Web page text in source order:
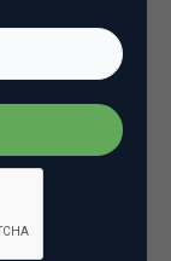
het is een
op basis
Denk aan